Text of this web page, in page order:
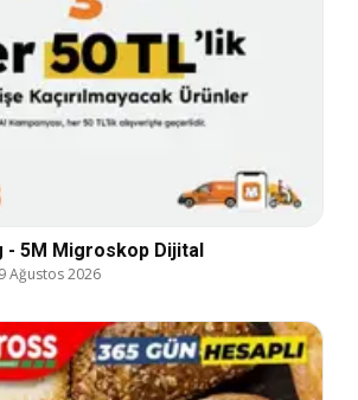
- 5M Migroskop Dijital
Ağustos 2026